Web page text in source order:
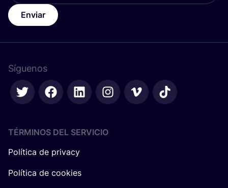
Enviar
Síguenos
TÉRMINOS DEL SERVICIO
Política de privacy
Política de cookies